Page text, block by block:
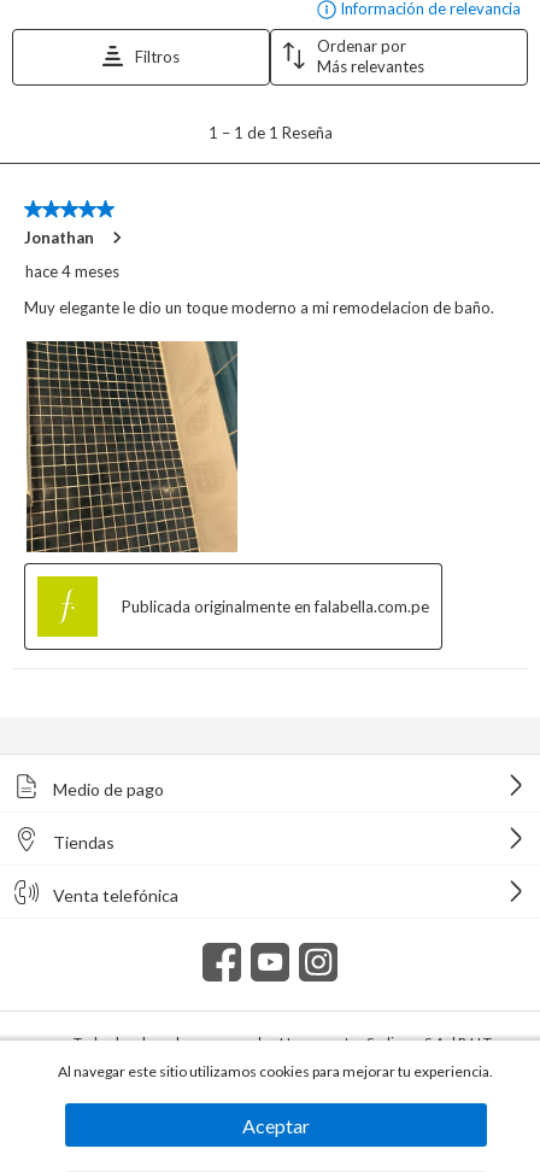
Medio de pago
Tiendas
Venta telefónica
Todos los derechos reservados Homecenter Sodimac S.A. | R.U.T.
Al navegar este sitio utilizamos cookies para mejorar tu experiencia.
Aceptar